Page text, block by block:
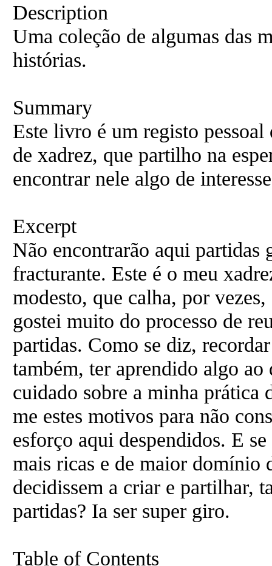
Description
Uma coleção de algumas das
histórias.
Summary
Este livro é um registo pessoal
de xadrez, que partilho na
encontrar nele algo de
Excerpt
Não encontrarão aqui partidas
fracturante. Este é o meu
modesto, que calha, por
gostei muito do processo de
partidas. Como se diz,
também, ter aprendido algo
cuidado sobre a minha prática
me estes motivos para não
esforço aqui despendidos. E
mais ricas e de maior domínio
decidissem a criar e partilhar,
partidas? Ia ser super giro.
Table of Contents